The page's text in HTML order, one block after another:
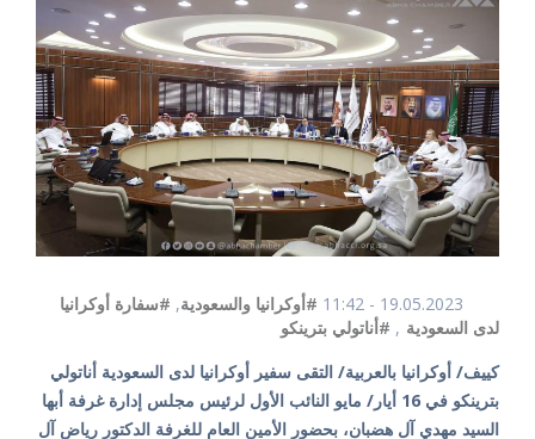
19.05.2023 - 11:42 #أوكرانيا والسعودية, #سفارة أوكرانيا
لدى السعودية , #أناتولي بترينكو
كييف/ أوكرانيا بالعربية/ التقى سفير أوكرانيا لدى السعودية أناتولي
بترينكو في 16 أيار/ مايو النائب الأول لرئيس مجلس إدارة غرفة أبها
السيد مهدي آل هضبان، بحضور الأمين العام للغرفة الدكتور رياض آل